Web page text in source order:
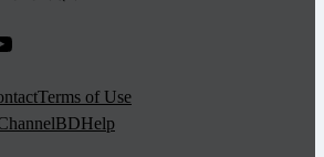
Terms of Use
Help